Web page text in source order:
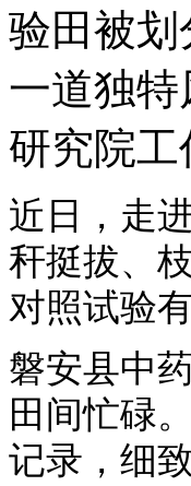
验田被
一道独
研究院工
近日，走
秆挺拔、
对照试验
磐安县中
田间忙碌
记录，细